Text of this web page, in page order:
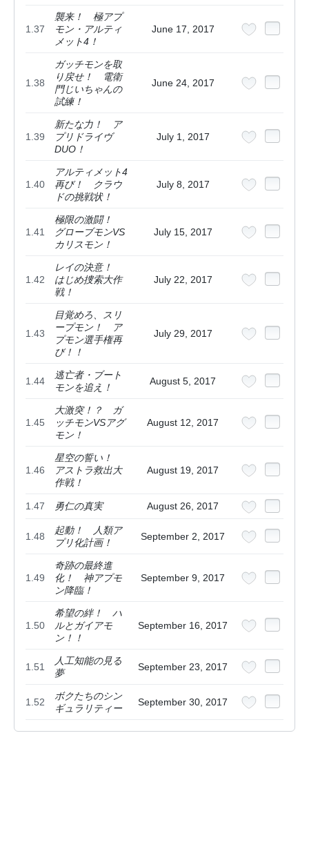
1.37
襲来！ 極アプ
モン・アルティ
メット4！
June 17, 2017
1.38
ガッチモンを取
り戻せ！ 電衛
門じいちゃんの
試練！
June 24, 2017
1.39
新たな力！ ア
プリドライヴ
DUO！
July 1, 2017
1.40
アルティメット4
再び！ クラウ
ドの挑戦状！
July 8, 2017
1.41
極限の激闘！
グローブモンVS
カリスモン！
July 15, 2017
1.42
レイの決意！
はじめ捜索大作
戦！
July 22, 2017
1.43
目覚めろ、スリ
ープモン！ ア
プモン選手権再
び！！
July 29, 2017
1.44
逃亡者・ブート
モンを追え！
August 5, 2017
1.45
大激突！？ ガ
ッチモンVSアグ
モン！
August 12, 2017
1.46
星空の誓い！
アストラ救出大
作戦！
August 19, 2017
1.47 勇仁の真実 August 26, 2017
1.48
起動！ 人類ア
プリ化計画！
September 2, 2017
1.49
奇跡の最終進
化！ 神アプモ
ン降臨！
September 9, 2017
1.50
希望の絆！ ハ
ルとガイアモ
ン！！
September 16, 2017
1.51
人工知能の見る
夢
September 23, 2017
1.52
ボクたちのシン
ギュラリティー
September 30, 2017